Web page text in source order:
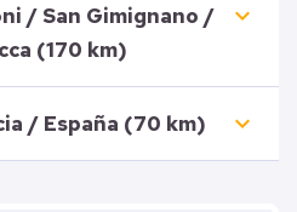
/ San Gimignano /
(170 km)
keyboard_arrow_down
/ España (70 km) keyboard_arrow_down